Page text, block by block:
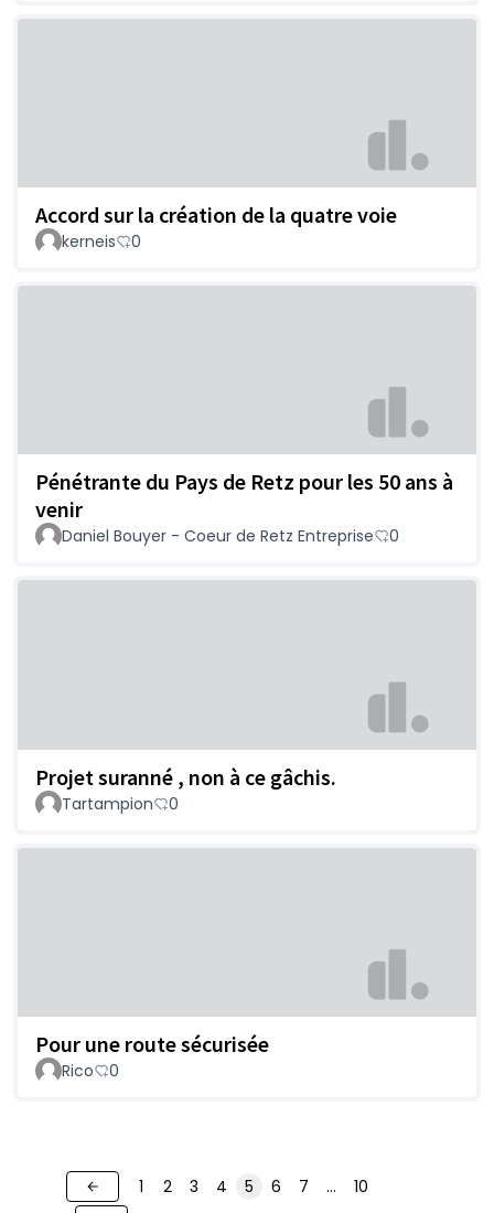
Accord sur la création de la quatre voie
kerneis 0
Pénétrante du Pays de Retz pour les 50 ans à
venir
Daniel Bouyer - Coeur de Retz Entreprise 0
Projet suranné , non à ce gâchis.
Tartampion 0
Pour une route sécurisée
Rico 0
1 2 3 4 5 6 7 … 10